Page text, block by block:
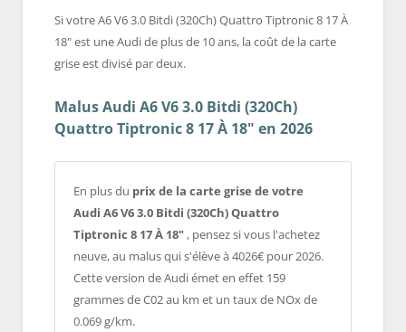
Si votre A6 V6 3.0 Bitdi (320Ch) Quattro Tiptronic 8 17 À
18" est une Audi de plus de 10 ans, la coût de la carte
grise est divisé par deux.
Malus Audi A6 V6 3.0 Bitdi (320Ch)
Quattro Tiptronic 8 17 À 18" en 2026
En plus du prix de la carte grise de votre
Audi A6 V6 3.0 Bitdi (320Ch) Quattro
Tiptronic 8 17 À 18" , pensez si vous l'achetez
neuve, au malus qui s'élève à 4026€ pour 2026.
Cette version de Audi émet en effet 159
grammes de C02 au km et un taux de NOx de
0.069 g/km.